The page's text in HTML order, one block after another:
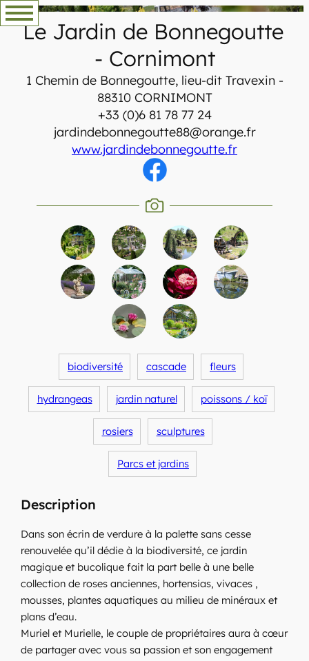
Aller
au Le Jardin de Bonnegoutte
- Cornimont
1 Chemin de Bonnegoutte, lieu-dit Travexin -
88310 CORNIMONT
+33 (0)6 81 78 77 24
jardindebonnegoutte88@orange.fr
www.jardindebonnegoutte.fr
biodiversité cascade fleurs
hydrangeas jardin naturel poissons / koï
rosiers sculptures
Parcs et jardins
Description
Dans son écrin de verdure à la palette sans cesse
renouvelée qu’il dédie à la biodiversité, ce jardin
magique et bucolique fait la part belle à une belle
collection de roses anciennes, hortensias, vivaces ,
mousses, plantes aquatiques au milieu de minéraux et
plans d’eau.
Muriel et Murielle, le couple de propriétaires aura à cœur
de partager avec vous sa passion et son engagement